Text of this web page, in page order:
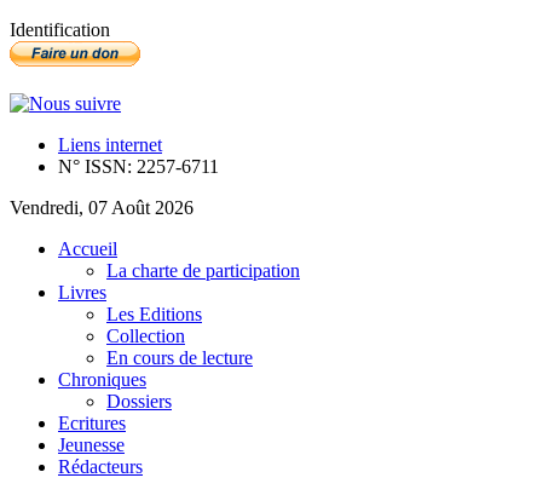
Identification
Liens internet
N° ISSN: 2257-6711
Vendredi, 07 Août 2026
Accueil
La charte de participation
Livres
Les Editions
Collection
En cours de lecture
Chroniques
Dossiers
Ecritures
Jeunesse
Rédacteurs